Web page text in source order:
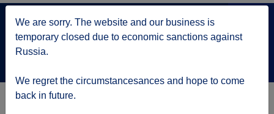
по Москве
service@kruizy.ru
We are sorry. The website and our business is
temporary closed due to economic sanctions against
Russia.
We regret the circumstancesances and hope to come
back in future.